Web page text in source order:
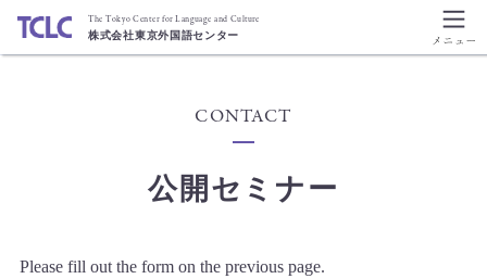
The Tokyo Center for Language and Culture
株式会社東京外国語センター
CONTACT
公開セミナー
Please fill out the form on the previous page.